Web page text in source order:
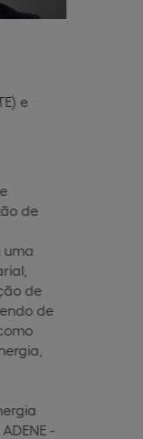
e
de
uma
de
de
-